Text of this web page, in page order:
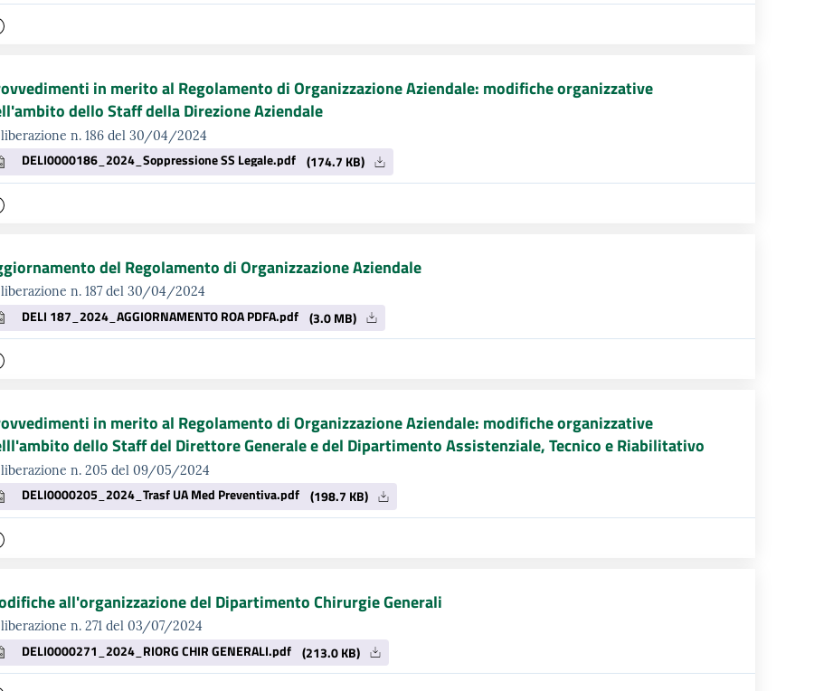
in merito al Regolamento di Organizzazione Aziendale: modifiche organizzative
dello Staff della Direzione Aziendale
n. 186 del 30/04/2024
DELI0000186_2024_Soppressione SS Legale.pdf (174.7 KB)
del Regolamento di Organizzazione Aziendale
n. 187 del 30/04/2024
DELI 187_2024_AGGIORNAMENTO ROA PDFA.pdf (3.0 MB)
in merito al Regolamento di Organizzazione Aziendale: modifiche organizzative
dello Staff del Direttore Generale e del Dipartimento Assistenziale, Tecnico e Riabilitativo
n. 205 del 09/05/2024
DELI0000205_2024_Trasf UA Med Preventiva.pdf (198.7 KB)
all'organizzazione del Dipartimento Chirurgie Generali
n. 271 del 03/07/2024
DELI0000271_2024_RIORG CHIR GENERALI.pdf (213.0 KB)